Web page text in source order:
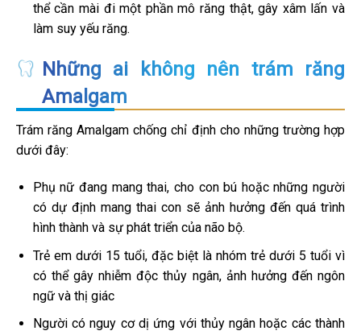
thể cần mài đi một phần mô răng thật, gây xâm lấn và
làm suy yếu răng.
Những ai không nên trám răng
Amalgam
Trám răng Amalgam chống chỉ định cho những trường hợp
dưới đây:
Phụ nữ đang mang thai, cho con bú hoặc những người
có dự định mang thai con sẽ ảnh hưởng đến quá trình
hình thành và sự phát triển của não bộ.
Trẻ em dưới 15 tuổi, đặc biệt là nhóm trẻ dưới 5 tuổi vì
có thể gây nhiễm độc thủy ngân, ảnh hưởng đến ngôn
ngữ và thị giác
Người có nguy cơ dị ứng với thủy ngân hoặc các thành